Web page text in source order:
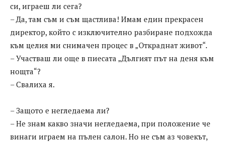
си, играеш ли сега?
– Да, там съм и съм щастлива! Имам един прекрасен
директор, който с изключително разбиране подхожда
към целия ми снимачен процес в „Откраднат живот“.
– Участваш ли още в пиесата „Дългият път на деня към
нощта“?
– Свалиха я.
– Защото е негледаема ли?
– Не знам какво значи негледаема, при положение че
винаги играем на пълен салон. Но не съм аз човекът,